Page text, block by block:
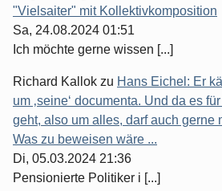
"Vielsaiter" mit Kollektivkomposition
Sa, 24.08.2024 01:51
Ich möchte gerne wissen [...]
Richard Kallok zu Hans Eichel: Er
um ‚seine‘ documenta. Und da es
geht, also um alles, darf auch gerne
Was zu beweisen wäre ...
Di, 05.03.2024 21:36
Pensionierte Politiker i [...]